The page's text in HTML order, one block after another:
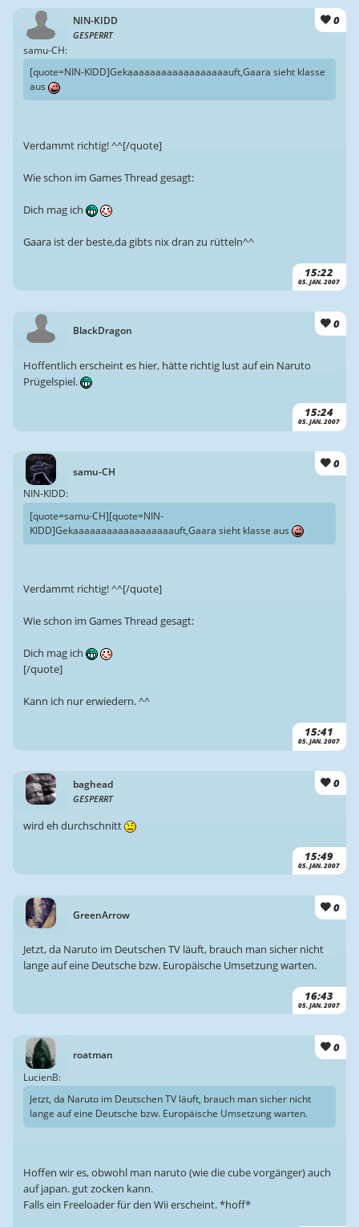
NIN-KIDD
GESPERRT
0
15:22
05. JAN. 2007
samu-CH:
[quote=NIN-KIDD]Gekaaaaaaaaaaaaaaaaaauft,Gaara sieht klasse
aus
Verdammt richtig! ^^[/quote]
Wie schon im Games Thread gesagt:
Dich mag ich
Gaara ist der beste,da gibts nix dran zu rütteln^^
BlackDragon 0
15:24
05. JAN. 2007
Hoffentlich erscheint es hier, hätte richtig lust auf ein Naruto
Prügelspiel.
samu-CH
0
15:41
05. JAN. 2007
NIN-KIDD:
[quote=samu-CH][quote=NIN-
KIDD]Gekaaaaaaaaaaaaaaaaaauft,Gaara sieht klasse aus
Verdammt richtig! ^^[/quote]
Wie schon im Games Thread gesagt:
Dich mag ich
[/quote]
Kann ich nur erwiedern. ^^
baghead
GESPERRT
0
15:49
05. JAN. 2007
wird eh durchschnitt
GreenArrow
0
16:43
05. JAN. 2007
Jetzt, da Naruto im Deutschen TV läuft, brauch man sicher nicht
lange auf eine Deutsche bzw. Europäische Umsetzung warten.
roatman
0
LucienB:
Jetzt, da Naruto im Deutschen TV läuft, brauch man sicher nicht
lange auf eine Deutsche bzw. Europäische Umsetzung warten.
Hoffen wir es, obwohl man naruto (wie die cube vorgänger) auch
auf japan. gut zocken kann.
Falls ein Freeloader für den Wii erscheint. *hoff*